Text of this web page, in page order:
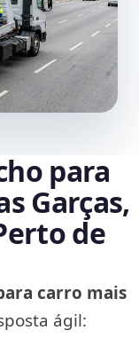
para
Garças,
de
carro mais
ágil: